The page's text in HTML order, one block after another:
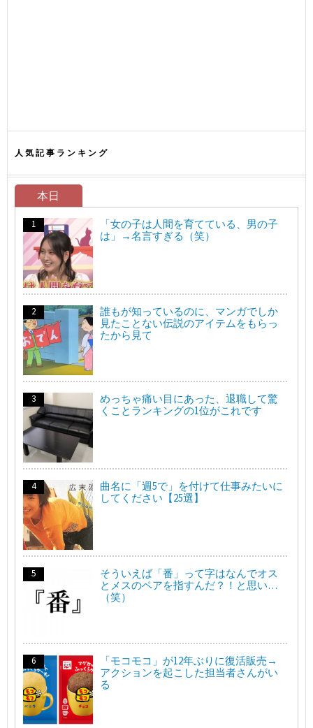
人気記事ランキング
本日
「女の子は人間を育てている、男の子
は」→名言すぎる（笑）
誰もが知っているのに、マンガでしか
見たことない伝説のアイテムをもらっ
たから見て
めっちゃ痛い目にあった、退職して驚
くことランキングの1位がこれです
曲名に「週5で」を付けて仕事みたいに
してください【25選】
そういえば「番」って字はなんでオス
とメスのペアを指すんだ？！と思い…
（笑）
「モコモコ」が12年ぶりに復活販売→
アクションを起こした担当者さんがい
る